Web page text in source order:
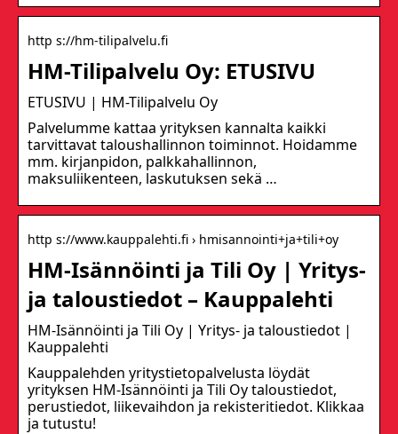
http s://hm-tilipalvelu.fi
HM-Tilipalvelu Oy: ETUSIVU
ETUSIVU | HM-Tilipalvelu Oy
Palvelumme kattaa yrityksen kannalta kaikki
tarvittavat taloushallinnon toiminnot. Hoidamme
mm. kirjanpidon, palkkahallinnon,
maksuliikenteen, laskutuksen sekä …
http s://www.kauppalehti.fi › hmisannointi+ja+tili+oy
HM-Isännöinti ja Tili Oy | Yritys-
ja taloustiedot – Kauppalehti
HM-Isännöinti ja Tili Oy | Yritys- ja taloustiedot |
Kauppalehti
Kauppalehden yritystietopalvelusta löydät
yrityksen HM-Isännöinti ja Tili Oy taloustiedot,
perustiedot, liikevaihdon ja rekisteritiedot. Klikkaa
ja tutustu!